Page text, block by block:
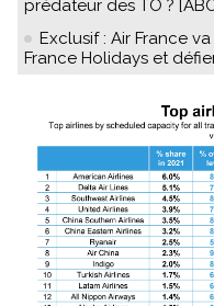
prédateur des TO ?
Exclusif : Air France
France Holidays et